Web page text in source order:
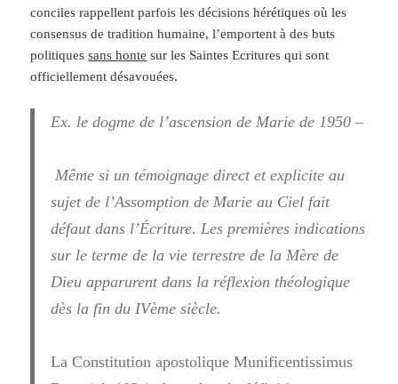
conciles rappellent parfois les décisions hérétiques où les
consensus de tradition humaine, l’emportent à des buts
politiquessans honte sur les Saintes Ecritures qui sont
officiellement désavouées.
Ex. le dogme de l’ascension de Marie de 1950 –
Même si un témoignage direct et explicite au
sujet de l’Assomption de Marie au Ciel fait
défaut dans l’Écriture. Les premières indications
sur le terme de la vie terrestre de la Mère de
Dieu apparurent dans la réflexion théologique
dès la fin du IVème siècle.
La Constitution apostolique Munificentissimus